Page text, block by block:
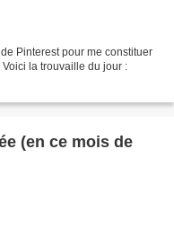
Pinterest pour me constituer
la trouvaille du jour :
(en ce mois de